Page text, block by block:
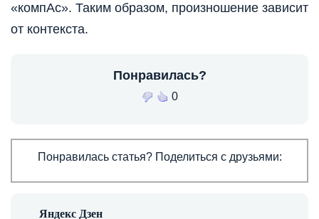
«компАс». Таким образом, произношение зависит
от контекста.
Понравилась?
0
Понравилась статья? Поделиться с друзьями: